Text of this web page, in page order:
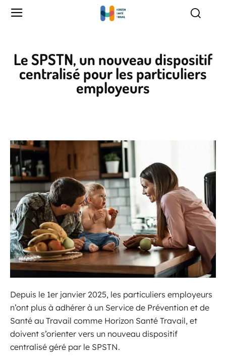
Le SPSTN, un nouveau dispositif
centralisé pour les particuliers
employeurs
Depuis le 1er janvier 2025, les particuliers employeurs
n’ont plus à adhérer à un Service de Prévention et de
Santé au Travail comme Horizon Santé Travail, et
doivent s’orienter vers un nouveau dispositif
centralisé géré par le SPSTN.